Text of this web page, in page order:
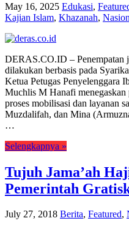
May 16, 2025 Edukasi,
Kajian Islam, Khazanah,
DERAS.CO.ID – Penempatan
dilakukan berbasis pada
Ketua Petugas Penyelenggara
Muchlis M Hanafi
proses mobilisasi dan layanan
Muzdalifah, dan Mina
…
Selengkapnya »
Tujuh Jama’ah
Pemerintah
July 27, 2018 Berita, Featured,